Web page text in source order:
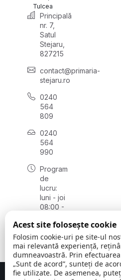
Tulcea
Principală
nr. 7,
Satul
Stejaru,
827215
contact@primaria-
stejaru.ro
0240
564
809
0240
564
990
Program
de
lucru:
luni - joi
08:00 -
vineri
08:00 -
14:00
Acest site folosește cookie
Folosim cookie-uri pe site-ul
mai relevantă experiență,
dumneavoastră. Prin
„Sunt de acord”, sunteți de
fie utilizate. De asemenea,